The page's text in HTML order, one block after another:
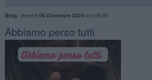
Blog Venerdì 06 Dicembre 2024ore 08:00
​Abbiamo perso tutti